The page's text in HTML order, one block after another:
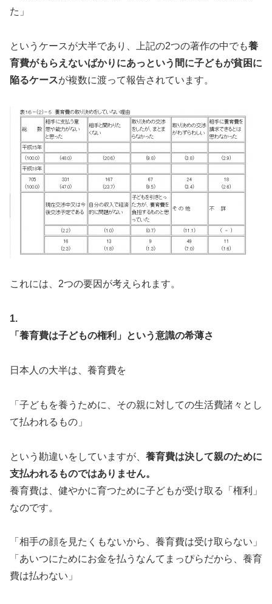
た」
というケースが大半であり、上記の2つの著作の中でも養
育費がもらえないばかりにあっという間に子どもが貧困に
陥るケースが複数に渡って報告されています。
これには、2つの要因が考えられます。
1.
「養育費は子どもの権利」という意識の希薄さ
日本人の大半は、養育費を
「子どもを養うために、その親に対しての生活費諸々とし
て払われるもの」
という勘違いをしていますが、 養育費は決して親のために
支払われるものではありません。
養育費は、健やかに育つために子どもが受け取る「権利」
なのです。
「相手の顔を見たくもないから、養育費は受け取らない」
「あいつにためにお金を払うなんてまっぴらだから、養育
費は払わない」